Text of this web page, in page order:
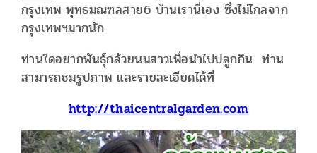
กรุงเทพ พุทธมณฑลสาย6 บ้านเรานี่เอง ซึ่งไม่ไกลจาก
กรุงเทพฯมากนัก
ท่านใดอยากพันธุ์กล้วยนมสาวเพื่อนำไปปลูกกิน ท่าน
สามารถชมรูปภาพ และรายละเอียดได้ที่
http://thaicentralgarden.com